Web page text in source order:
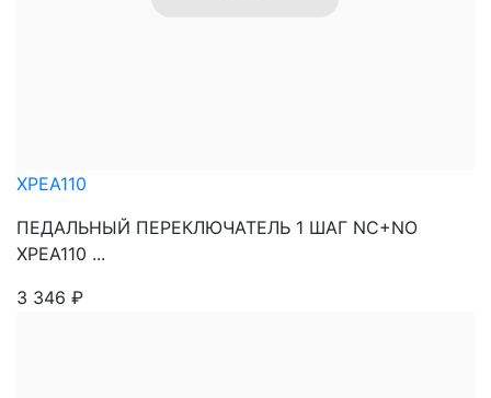
XPEA110
ПЕДАЛЬНЫЙ ПЕРЕКЛЮЧАТЕЛЬ 1 ШАГ NC+NO
XPEA110 ...
3 346 ₽